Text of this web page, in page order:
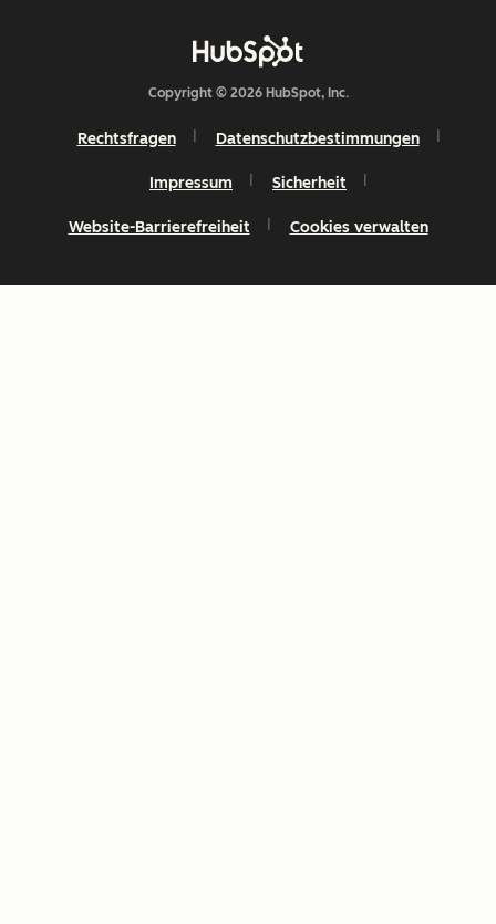
Copyright © 2026 HubSpot, Inc.
Rechtsfragen Datenschutzbestimmungen
Impressum Sicherheit
Website-Barrierefreiheit Cookies verwalten